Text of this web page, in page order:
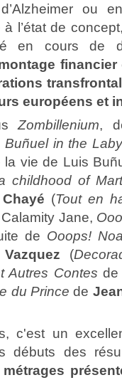
ou
l’état de
en cours de
européens et
Zombillenium,
Buñuel in the
vie de Luis
childhood of
(Tout en
Jane,
de Ooops!
(
Autres Contes
du Prince de
c'est un
débuts des